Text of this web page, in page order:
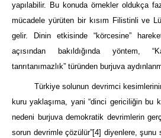
yapılabilir. Bu konuda örnekler oldukça
mücadele yürüten bir kısım Filistinli ve
gelir. Dinin etkisinde “körcesine”
açısından bakıldığında yöntem,
tanrıtanımazlık” türünden burjuva
Türkiye solunun devrimci
kuru yaklaşıma, yani “dinci gericiliğin bu
nedeni burjuva demokratik devrimlerin
sorun devrimle çözülür”[4] diyenlere, şunu